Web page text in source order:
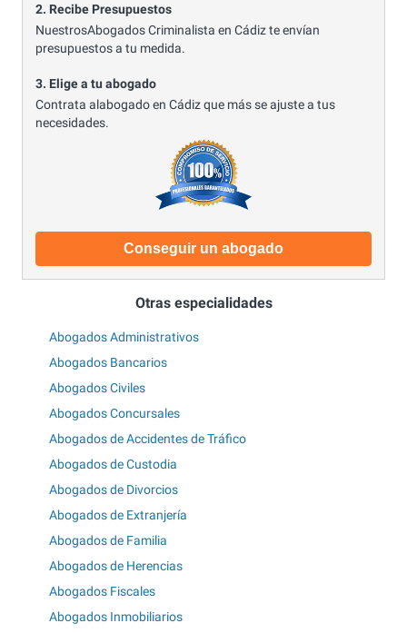
2. Recibe Presupuestos
NuestrosAbogados Criminalista en Cádiz te envían
presupuestos a tu medida.
3. Elige a tu abogado
Contrata alabogado en Cádiz que más se ajuste a tus
necesidades.
Conseguir un abogado
Otras especialidades
Abogados Administrativos
Abogados Bancarios
Abogados Civiles
Abogados Concursales
Abogados de Accidentes de Tráfico
Abogados de Custodia
Abogados de Divorcios
Abogados de Extranjería
Abogados de Familia
Abogados de Herencias
Abogados Fiscales
Abogados Inmobiliarios